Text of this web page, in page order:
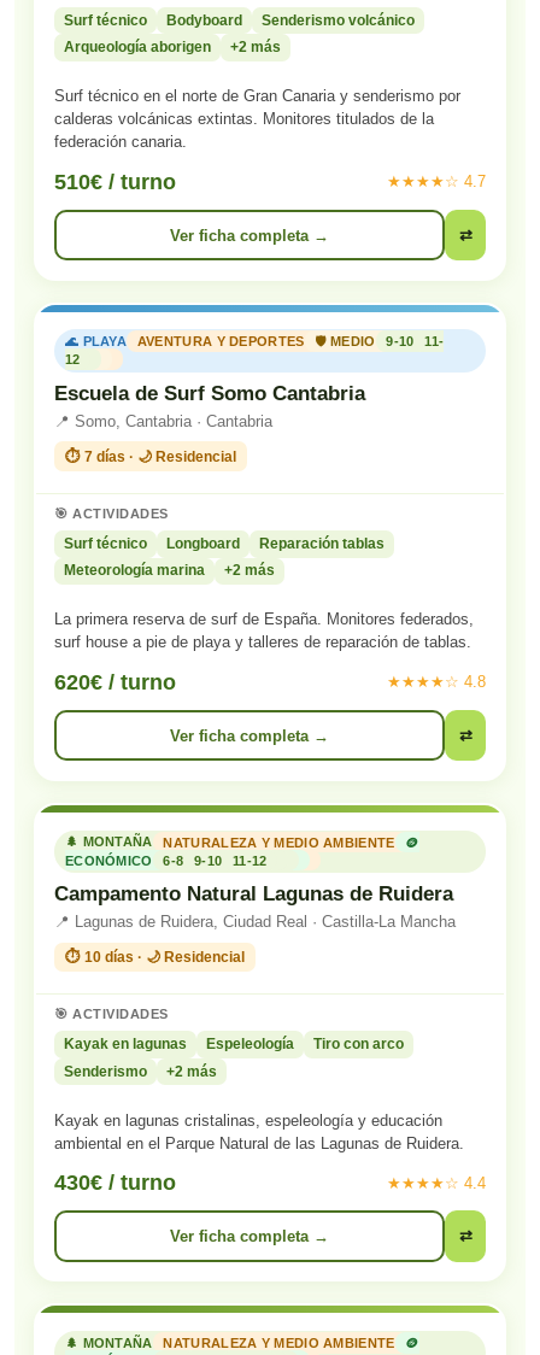
Surf técnico Bodyboard
Senderismo volcánico
Arqueología aborigen
+2 más
Surf técnico en el norte de Gran Canaria y senderismo por
calderas volcánicas extintas. Monitores titulados de la
federación canaria.
510€ / turno ★★★★☆ 4.7
Ver ficha completa → ⇄
🌊 PLAYA AVENTURA Y DEPORTES 🛡️ MEDIO 9-10
11-
12
Escuela de Surf Somo Cantabria
📍 Somo, Cantabria · Cantabria
⏱️ 7 días · 🌙 Residencial
🎯 ACTIVIDADES
Surf técnico Longboard
Reparación tablas
Meteorología marina
+2 más
La primera reserva de surf de España. Monitores federados,
surf house a pie de playa y talleres de reparación de tablas.
620€ / turno ★★★★☆ 4.8
Ver ficha completa → ⇄
🌲 MONTAÑA NATURALEZA Y MEDIO AMBIENTE
🪙
ECONÓMICO
6-8 9-10 11-12
Campamento Natural Lagunas de Ruidera
📍 Lagunas de Ruidera, Ciudad Real · Castilla-La Mancha
⏱️ 10 días · 🌙 Residencial
🎯 ACTIVIDADES
Kayak en lagunas Espeleología
Tiro con arco
Senderismo
+2 más
Kayak en lagunas cristalinas, espeleología y educación
ambiental en el Parque Natural de las Lagunas de Ruidera.
430€ / turno ★★★★☆ 4.4
Ver ficha completa → ⇄
🌲 MONTAÑA NATURALEZA Y MEDIO AMBIENTE
🪙